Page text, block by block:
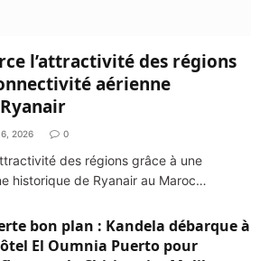
l’attractivité des régions
aérienne
2026 0
des régions grâce à une
historique de Ryanair au Maroc…
bon plan : Kandela débarque à
El Oumnia Puerto pour